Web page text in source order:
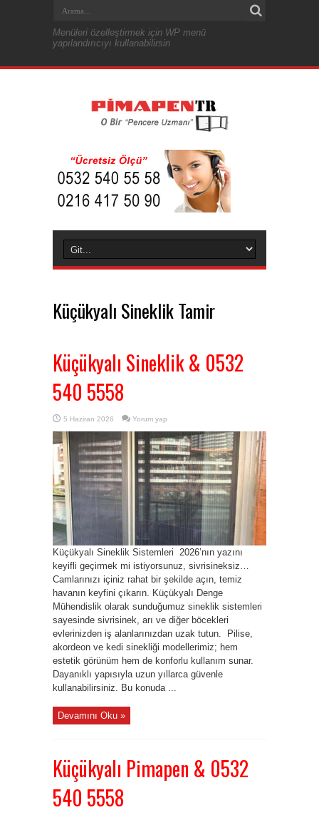
Menüleri özelleştirmek için WP menü
yapılandırıcıyı kullanabilirsin
Küçükyalı Sineklik Tamir
Küçükyalı Sineklik & 0532
540 5558
5 Haziran 2026 Yorum yap
Küçükyalı Sineklik Sistemleri 2026’nın yazını
keyifli geçirmek mi istiyorsunuz, sivrisineksiz…
Camlarınızı içiniz rahat bir şekilde açın, temiz
havanın keyfini çıkarın. Küçükyalı Denge
Mühendislik olarak sunduğumuz sineklik sistemleri
sayesinde sivrisinek, arı ve diğer böcekleri
evlerinizden iş alanlarınızdan uzak tutun. Pilise,
akordeon ve kedi sinekliği modellerimiz; hem
estetik görünüm hem de konforlu kullanım sunar.
Dayanıklı yapısıyla uzun yıllarca güvenle
kullanabilirsiniz. Bu konuda ...
Devamını Oku »
Küçükyalı Pimapen & 0532
540 5558